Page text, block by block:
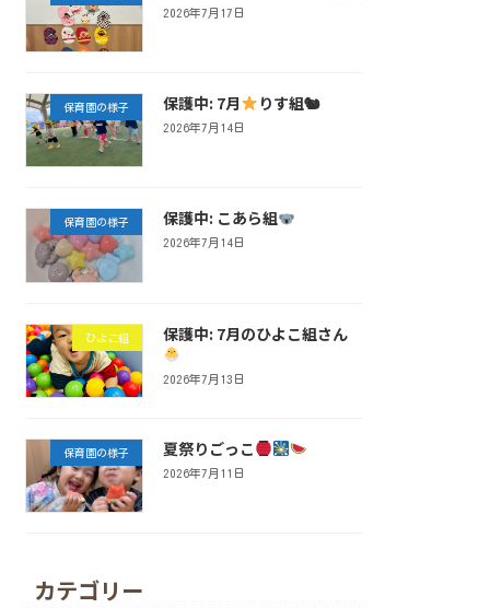
2026年7月17日
保育園の様子 保護中: 7月 りす組🐿
2026年7月14日
保育園の様子 保護中: こあら組
2026年7月14日
ひよこ組 保護中: 7月のひよこ組さん
2026年7月13日
保育園の様子 夏祭りごっこ
2026年7月11日
カテゴリー